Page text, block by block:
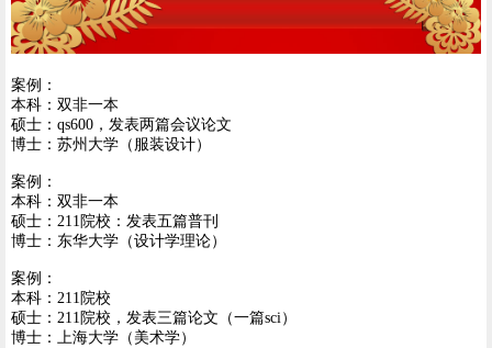
案例：
本科：双非一本
硕士：qs600，发表两篇会议论文
博士：苏州大学（服装设计）
案例：
本科：双非一本
硕士：211院校：发表五篇普刊
博士：东华大学（设计学理论）
案例：
本科：211院校
硕士：211院校，发表三篇论文（一篇sci）
博士：上海大学（美术学）